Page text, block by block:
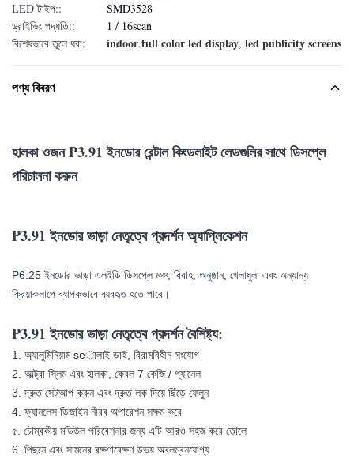
LED টাইপ::
SMD3528
ড্রাইভিং পদ্ধতি::
1 / 16scan
বিশেষভাবে তুলে ধরা:
indoor full color led display, led publicity screens
পণ্য বিবরণ
হালকা ওজন P3.91 ইনডোর রেন্টাল কিংডলাইট লেডগুলির সাথে ডিসপ্লে
পরিচালনা করুন
P3.91 ইনডোর ভাড়া নেতৃত্বে প্রদর্শন অ্যাপ্লিকেশন
P6.25 ইনডোর ভাড়া এলইডি ডিসপ্লে মঞ্চ, বিবাহ, অনুষ্ঠান, খেলাধুলা এবং অন্যান্য
ক্রিয়াকলাপে ব্যাপকভাবে ব্যবহৃত হতে পারে।
P3.91 ইনডোর ভাড়া নেতৃত্বে প্রদর্শন বৈশিষ্ট্য:
1. অ্যালুমিনিয়াম seালাই ডাই, বিরামবিহীন সংযোগ
2. আল্ট্রা স্লিম এবং হালকা, কেবল 7 কেজি / প্যানেল
3. দ্রুত সেটআপ করুন এবং দ্রুত লক দিয়ে ছিঁড়ে ফেলুন
4. ফ্যানলেস ডিজাইন নীরব অপারেশন সক্ষম করে
৫. চৌম্বকীয় মডিউল পরিবেশনার জন্য এটি আরও সহজ করে তোলে
6. পিছনে এবং সামনের রক্ষণাবেক্ষণ উভয় অবলম্বনযোগ্য